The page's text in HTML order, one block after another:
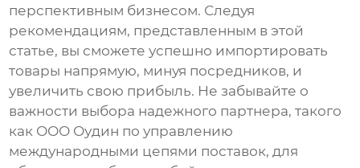
перспективным бизнесом. Следуя
рекомендациям, представленным в этой
статье, вы сможете успешно импортировать
товары напрямую, минуя посредников, и
увеличить свою прибыль. Не забывайте о
важности выбора надежного партнера, такого
как ООО Оудин по управлению
международными цепями поставок, для